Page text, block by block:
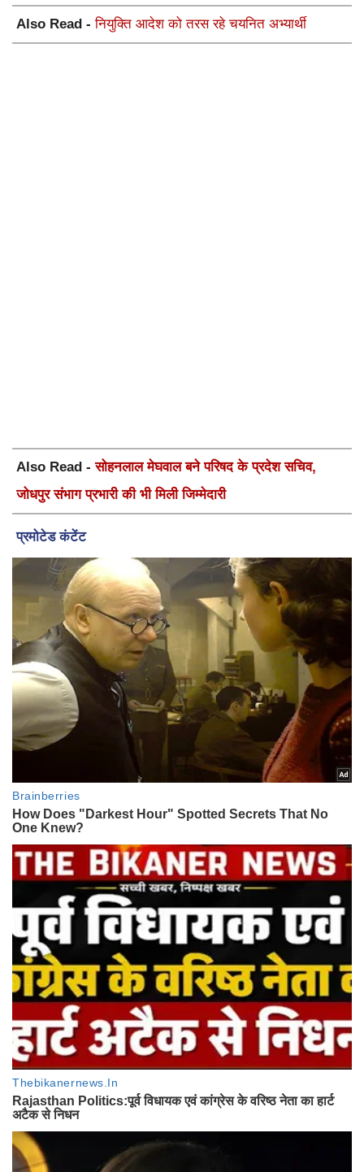
Also Read -नियुक्ति आदेश को तरस रहे चयनित अभ्यार्थी
Also Read -सोहनलाल मेघवाल बने परिषद के प्रदेश सचिव,
जोधपुर संभाग प्रभारी की भी मिली जिम्मेदारी